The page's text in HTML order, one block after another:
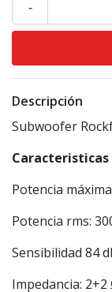
-
Descripción
Subwoofer
Caracteristicas
Potencia
Potencia rms:
Sensibilidad 84
Impedancia: